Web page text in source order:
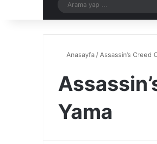
Telegram
Anasayfa / Assassin’s Creed
Yama